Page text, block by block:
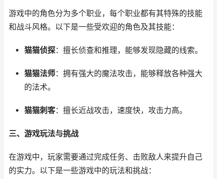
游戏中的角色分为多个职业，每个职业都有其特殊的技能
和战斗风格。以下是一些受欢迎的角色及其技能：
猫猫侦探：擅长侦查和推理，能够发现隐藏的线索。
猫猫法师：拥有强大的魔法攻击，能够释放各种强大
的法术。
猫猫刺客：擅长近战攻击，速度快，攻击力高。
三、游戏玩法与挑战
在游戏中，玩家需要通过完成任务、击败敌人来提升自己
的实力。以下是一些游戏中的玩法和挑战：